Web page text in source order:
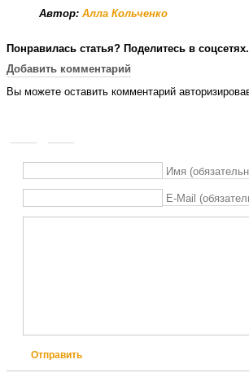
Автор: Алла Кольченко
Понравилась статья? Поделитесь в соцсетях.
Добавить комментарий
Вы можете оставить комментарий
Имя
E-Mail
Отправить